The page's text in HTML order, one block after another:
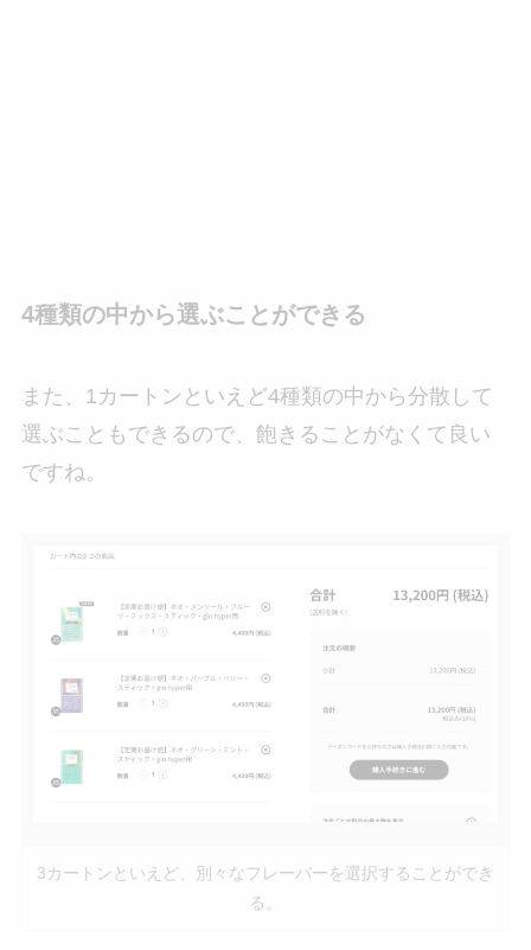
4種類の中から選ぶことができる
また、1カートンといえど4種類の中から分散して
選ぶこともできるので、飽きることがなくて良い
ですね。
3カートンといえど、別々なフレーバーを選択することができ
る。